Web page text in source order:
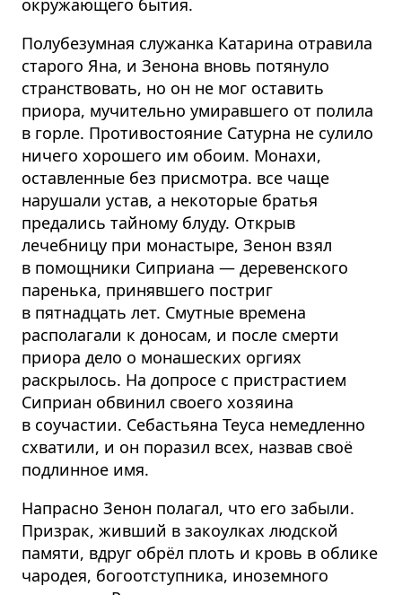
окружающего бытия.
Полубезумная служанка Катарина отравила
старого Яна, и Зенона вновь потянуло
странствовать, но он не мог оставить
приора, мучительно умиравшего от полила
в горле. Противостояние Сатурна не сулило
ничего хорошего им обоим. Монахи,
оставленные без присмотра. все чаще
нарушали устав, а некоторые братья
предались тайному блуду. Открыв
лечебницу при монастыре, Зенон взял
в помощники Сиприана — деревенского
паренька, принявшего постриг
в пятнадцать лет. Смутные времена
располагали к доносам, и после смерти
приора дело о монашеских оргиях
раскрылось. На допросе с пристрастием
Сиприан обвинил своего хозяина
в соучастии. Себастьяна Теуса немедленно
схватили, и он поразил всех, назвав своё
подлинное имя.
Напрасно Зенон полагал, что его забыли.
Призрак, живший в закоулках людской
памяти, вдруг обрёл плоть и кровь в облике
чародея, богоотступника, иноземного